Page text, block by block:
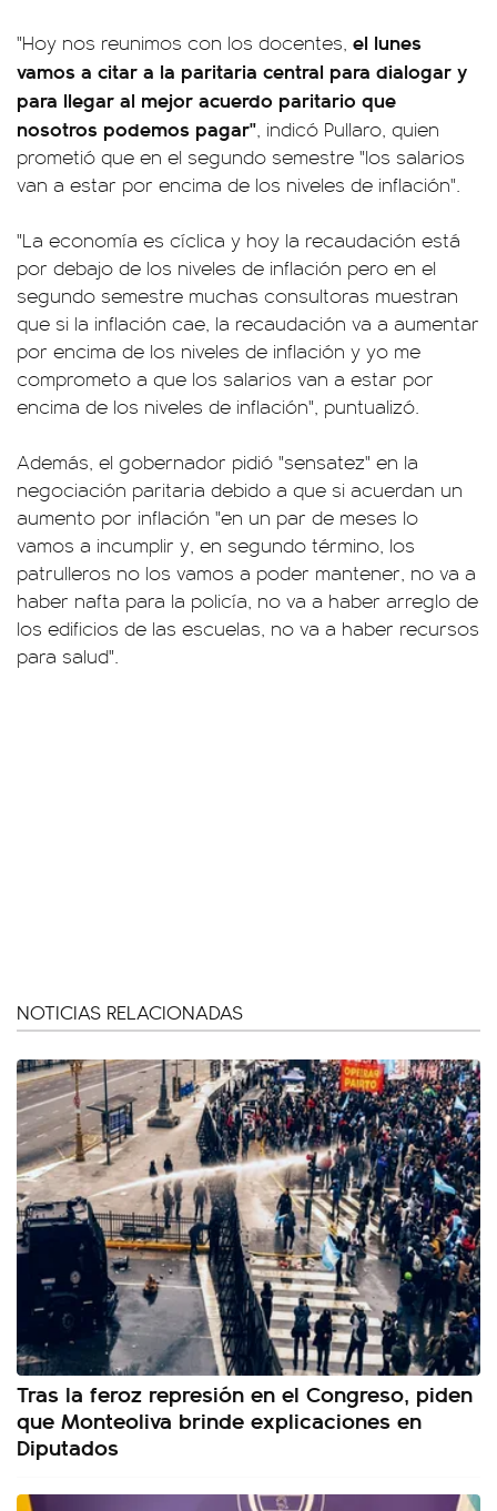
"Hoy nos reunimos con los docentes, el lunes
vamos a citar a la paritaria central para dialogar y
para llegar al mejor acuerdo paritario que
nosotros podemos pagar", indicó Pullaro, quien
prometió que en el segundo semestre "los salarios
van a estar por encima de los niveles de inflación".
"La economía es cíclica y hoy la recaudación está
por debajo de los niveles de inflación pero en el
segundo semestre muchas consultoras muestran
que si la inflación cae, la recaudación va a aumentar
por encima de los niveles de inflación y yo me
comprometo a que los salarios van a estar por
encima de los niveles de inflación", puntualizó.
Además, el gobernador pidió "sensatez" en la
negociación paritaria debido a que si acuerdan un
aumento por inflación "en un par de meses lo
vamos a incumplir y, en segundo término, los
patrulleros no los vamos a poder mantener, no va a
haber nafta para la policía, no va a haber arreglo de
los edificios de las escuelas, no va a haber recursos
para salud".
NOTICIAS RELACIONADAS
Tras la feroz represión en el Congreso, piden
que Monteoliva brinde explicaciones en
Diputados